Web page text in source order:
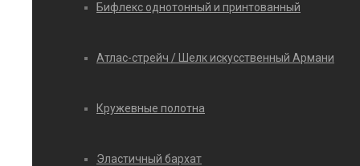
Бифлекс однотонный и принтованный
Атлас-стрейч / Шелк искусственный Армани
Кружевные полотна
Эластичный бархат